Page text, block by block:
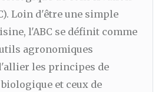
Loin d'être une simple
l'ABC se définit comme
agronomiques
les principes de
et ceux de